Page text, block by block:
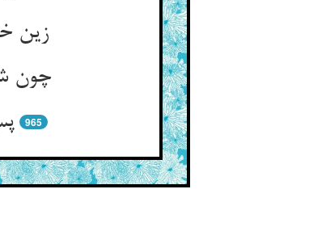
زین
چون
965